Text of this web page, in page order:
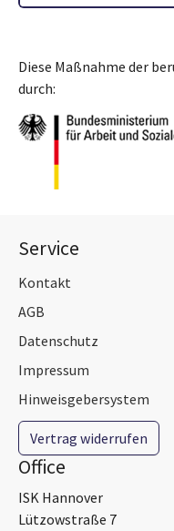
Diese Maßnahme der
durch:
Service
Kontakt
AGB
Datenschutz
Impressum
Hinweisgebersystem
Vertrag widerrufen
Office
ISK Hannover
Lützowstraße 7